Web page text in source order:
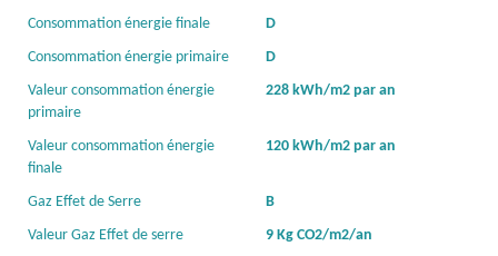
Consommation énergie finale
D
Consommation énergie primaire
D
Valeur consommation énergie
primaire
228 kWh/m2 par an
Valeur consommation énergie
finale
120 kWh/m2 par an
Gaz Effet de Serre
B
Valeur Gaz Effet de serre
9 Kg CO2/m2/an